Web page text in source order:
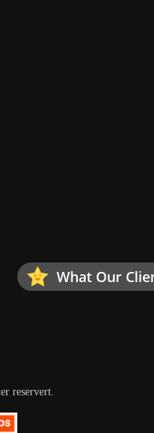
What Our
reservert.